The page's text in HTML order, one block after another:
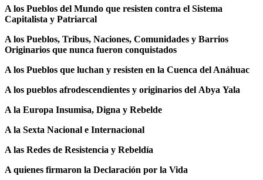
A los Pueblos del Mundo que resisten contra el Sistema
Capitalista y Patriarcal
A los Pueblos, Tribus, Naciones, Comunidades y Barrios
Originarios que nunca fueron conquistados
A los Pueblos que luchan y resisten en la Cuenca del Anáhuac
A los pueblos afrodescendientes y originarios del Abya Yala
A la Europa Insumisa, Digna y Rebelde
A la Sexta Nacional e Internacional
A las Redes de Resistencia y Rebeldía
A quienes firmaron la Declaración por la Vida